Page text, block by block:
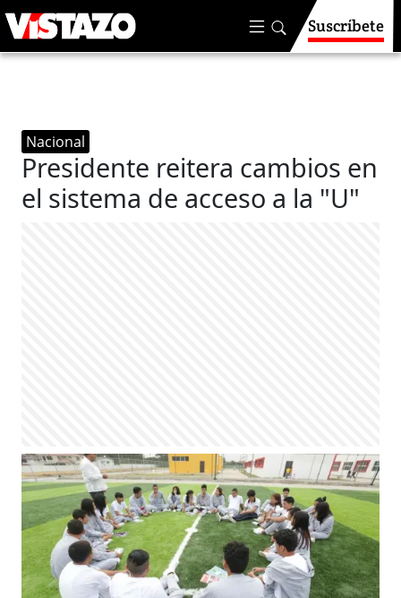
Suscríbete
Nacional
Presidente reitera cambios en
el sistema de acceso a la "U"